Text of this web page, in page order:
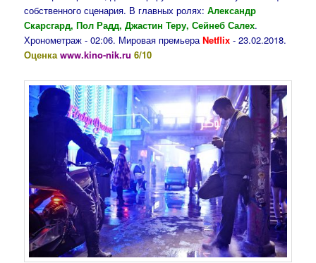
собственного сценария. В главных ролях: Александр
Скарсгард, Пол Радд, Джастин Теру, Сейнеб Салех.
Хронометраж - 02:06. Мировая премьераNetflix - 23.02.2018.
Оценка www.kino-nik.ru 6/10